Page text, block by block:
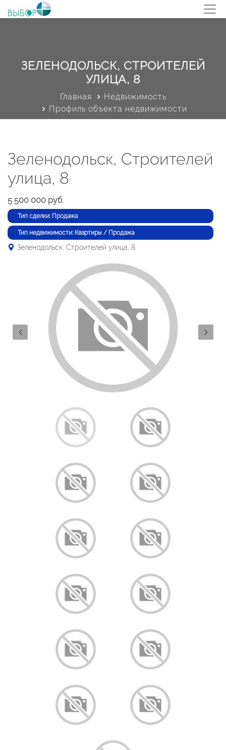
ЗЕЛЕНОДОЛЬСК, СТРОИТЕЛЕЙ
УЛИЦА, 8
Главная
Недвижимость
Профиль объекта недвижимости
Зеленодольск, Строителей
улица, 8
5 500 000 руб.
Тип сделки: Продажа
Тип недвижимости: Квартиры / Продажа
Зеленодольск, Строителей улица, 8